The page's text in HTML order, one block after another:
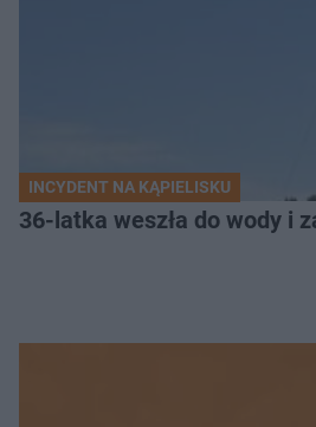
INCYDENT NA KĄPIELISKU
36-latka weszła do wody i